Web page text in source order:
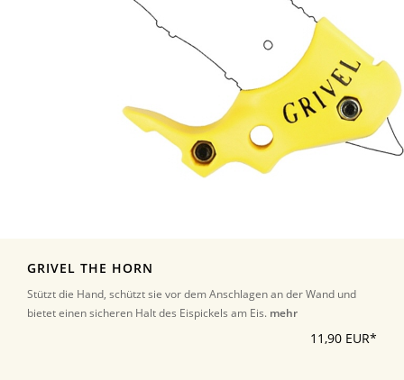
GRIVEL THE HORN
Stützt die Hand, schützt sie vor dem Anschlagen an der Wand und
bietet einen sicheren Halt des Eispickels am Eis. mehr
11,90 EUR*